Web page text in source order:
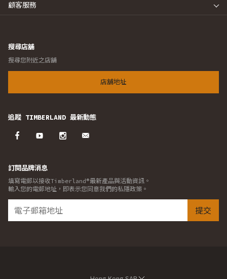
顧客服務
搜尋店舖
搜尋您附近之店舖
店舖地址
追蹤 TIMBERLAND 最新動態
訂閱品牌消息
填寫電郵以接收Timberland®最新產品與活動資訊。
輸入您的電郵地址，即表示您同意我們的私隱政策。
提交